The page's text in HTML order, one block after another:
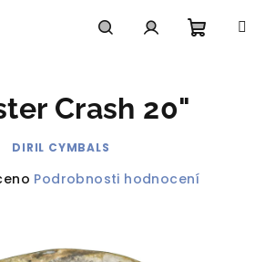
Crash 20"
DIRIL CYMBALS
Podrobnosti hodnocení